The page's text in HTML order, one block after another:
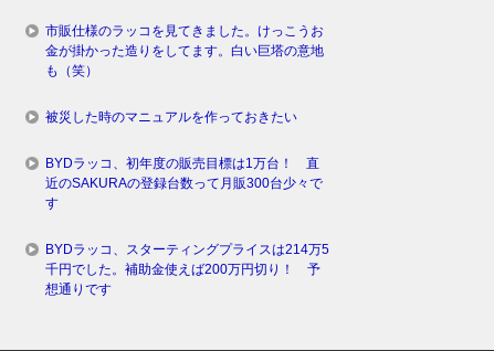
市販仕様のラッコを見てきました。けっこうお
金が掛かった造りをしてます。白い巨塔の意地
も（笑）
被災した時のマニュアルを作っておきたい
BYDラッコ、初年度の販売目標は1万台！ 直
近のSAKURAの登録台数って月販300台少々で
す
BYDラッコ、スターティングプライスは214万5
千円でした。補助金使えば200万円切り！ 予
想通りです